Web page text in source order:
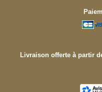
Livraison offerte à partir